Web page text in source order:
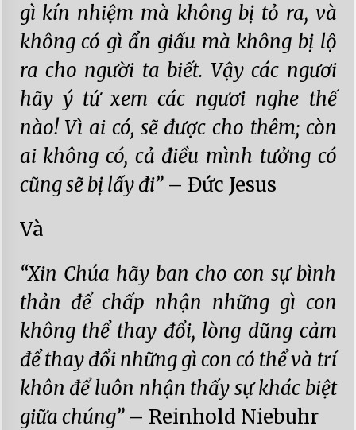
gì kín nhiệm mà không bị tỏ ra, và
không có gì ẩn giấu mà không bị lộ
ra cho người ta biết. Vậy các ngươi
hãy ý tứ xem các ngươi nghe thế
nào! Vì ai có, sẽ được cho thêm; còn
ai không có, cả điều mình tưởng có
cũng sẽ bị lấy đi”– Đức Jesus
Và
“Xin Chúa hãy ban cho con sự bình
thản để chấp nhận những gì con
không thể thay đổi, lòng dũng cảm
để thay đổi những gì con có thể và trí
khôn để luôn nhận thấy sự khác biệt
giữa chúng”– Reinhold Niebuhr